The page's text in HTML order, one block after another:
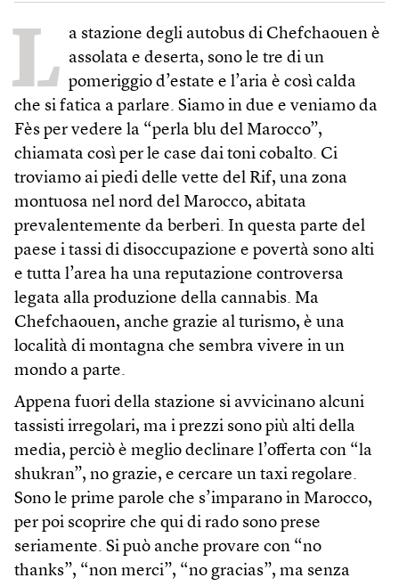
L a stazione degli autobus di Chefchaouen è
assolata e deserta, sono le tre di un
pomeriggio d’estate e l’aria è così calda
che si fatica a parlare. Siamo in due e veniamo da
Fès per vedere la “perla blu del Marocco”,
chiamata così per le case dai toni cobalto. Ci
troviamo ai piedi delle vette del Rif, una zona
montuosa nel nord del Marocco, abitata
prevalentemente da berberi. In questa parte del
paese i tassi di disoccupazione e povertà sono alti
e tutta l’area ha una reputazione controversa
legata alla produzione della cannabis. Ma
Chefchaouen, anche grazie al turismo, è una
località di montagna che sembra vivere in un
mondo a parte.
Appena fuori della stazione si avvicinano alcuni
tassisti irregolari, ma i prezzi sono più alti della
media, perciò è meglio declinare l’offerta con “la
shukran”, no grazie, e cercare un taxi regolare.
Sono le prime parole che s’imparano in Marocco,
per poi scoprire che qui di rado sono prese
seriamente. Si può anche provare con “no
thanks”, “non merci”, “no gracias”, ma senza